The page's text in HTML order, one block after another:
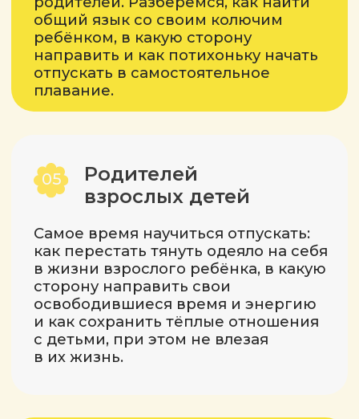
Гайд «К школе готов!
Звёздная помощь детям-
ученикам»
Гайд «Какой вид спорта
Подарки каждому, кто
зарегистрируется:
Подарки каждому, кто
будет на вебинаре онлайн: